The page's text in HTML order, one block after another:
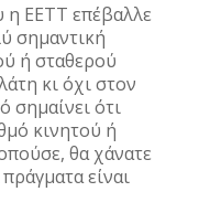
ΕΕΤΤ επέβαλλε
σημαντική
ή σταθερού
κι όχι στον
σημαίνει ότι
κινητού ή
θα χάνατε
είναι